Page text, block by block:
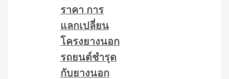
ราคา การ
แลกเปลี่ยน
โครงยางนอก
รถยนต์ชำรุด
กับยางนอก